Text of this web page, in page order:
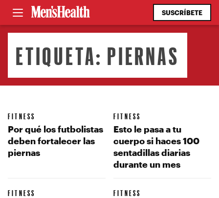
SUSCRÍBETE
ETIQUETA: PIERNAS
FITNESS
Por qué los futbolistas
deben fortalecer las
piernas
FITNESS
Esto le pasa a tu
cuerpo si haces 100
sentadillas diarias
durante un mes
FITNESS FITNESS